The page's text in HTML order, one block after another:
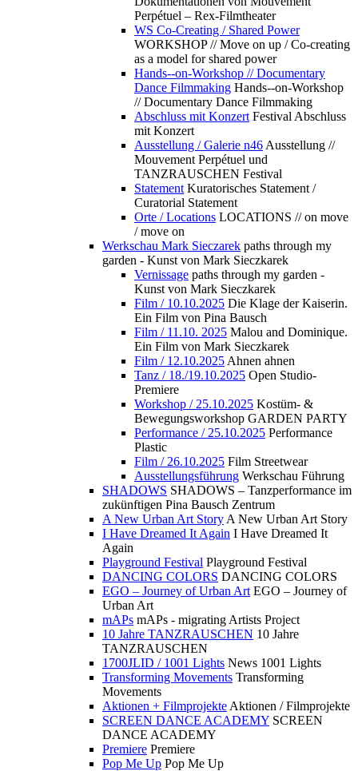
Perpétuel – Rex-Filmtheater
WS Co-Creating / Shared Power
WORKSHOP // Move on up / Co-creating
as a model for shared power
Hands--on-Workshop // Documentary
Dance Filmmaking Hands--on-Workshop
// Documentary Dance Filmmaking
Abschluss mit Konzert Festival Abschluss
mit Konzert
Ausstellung / Galerie n46 Ausstellung //
Mouvement Perpétuel und
TANZRAUSCHEN Festival
Statement Kuratorisches Statement /
Curatorial Statement
Orte / Locations LOCATIONS // on move
/ move on
Werkschau Mark Sieczarek paths through my
garden - Kunst von Mark Sieczkarek
Vernissage paths through my garden -
Kunst von Mark Sieczkarek
Film / 10.10.2025 Die Klage der Kaiserin.
Ein Film von Pina Bausch
Film / 11.10. 2025 Malou and Dominique.
Ein Film von Mark Sieczkarek
Film / 12.10.2025 Ahnen ahnen
Tanz / 18./19.10.2025 Open Studio-
Premiere
Workshop / 25.10.2025 Kostüm- &
Bewegungsworkshop GARDEN PARTY
Performance / 25.10.2025 Performance
Plastic
Film / 26.10.2025 Film Streetwear
Ausstellungsführung Werkschau Führung
SHADOWS SHADOWS – Tanzperformance im
zukünftigen Pina Bausch Zentrum
A New Urban Art Story A New Urban Art Story
I Have Dreamed It Again I Have Dreamed It
Again
Playground Festival Playground Festival
DANCING COLORS DANCING COLORS
EGO – Journey of Urban Art EGO – Journey of
Urban Art
mAPs mAPs - migrating Artists Project
10 Jahre TANZRAUSCHEN 10 Jahre
TANZRAUSCHEN
1700JLID / 1001 Lights News 1001 Lights
Transforming Movements Transforming
Movements
Aktionen + Filmprojekte Aktionen / Filmprojekte
SCREEN DANCE ACADEMY SCREEN
DANCE ACADEMY
Premiere Premiere
Pop Me Up Pop Me Up